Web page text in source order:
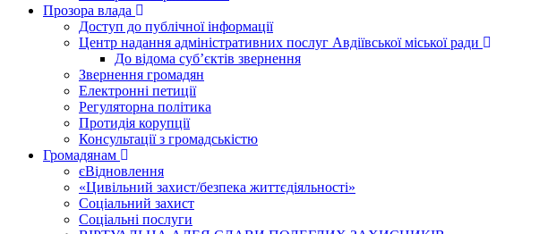
Прозора влада
Доступ до публічної інформації
Центр надання адміністративних послуг Авдіївської міської ради
До відома суб’єктів звернення
Звернення громадян
Електронні петиції
Регуляторна політика
Протидія корупції
Консультації з громадськістю
Громадянам
єВідновлення
«Цивільний захист/безпека життєдіяльності»
Соціальний захист
Соціальні послуги